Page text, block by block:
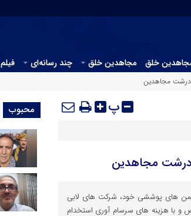
خلق مجاهدین خلق چند رسانه‌ای فیلم
درشت مجاهدین
پ
درشت مجاهدین
های پوششی خود، شرکت های لابی
با هزینه های سرسام آوری استخدام
محبوب